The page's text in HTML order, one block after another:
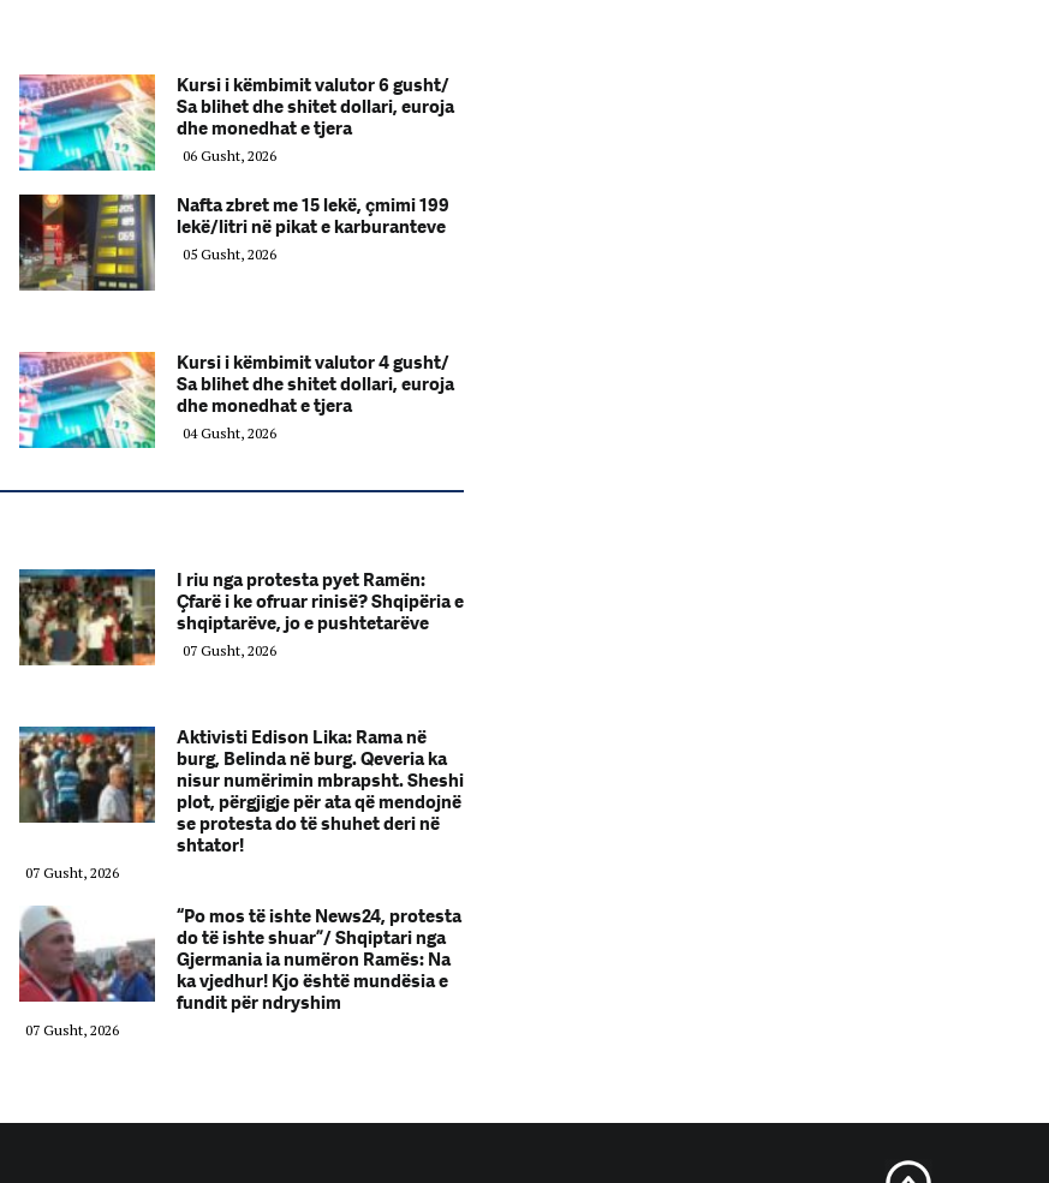
Kursi i këmbimit valutor 6 gusht/
Sa blihet dhe shitet dollari, euroja
dhe monedhat e tjera
06 Gusht, 2026
Nafta zbret me 15 lekë, çmimi 199
lekë/litri në pikat e karburanteve
05 Gusht, 2026
Kursi i këmbimit valutor 4 gusht/
Sa blihet dhe shitet dollari, euroja
dhe monedhat e tjera
04 Gusht, 2026
I riu nga protesta pyet Ramën:
Çfarë i ke ofruar rinisë? Shqipëria e
shqiptarëve, jo e pushtetarëve
07 Gusht, 2026
Aktivisti Edison Lika: Rama në
burg, Belinda në burg. Qeveria ka
nisur numërimin mbrapsht. Sheshi
plot, përgjigje për ata që mendojnë
se protesta do të shuhet deri në
shtator!
07 Gusht, 2026
“Po mos të ishte News24, protesta
do të ishte shuar”/ Shqiptari nga
Gjermania ia numëron Ramës: Na
ka vjedhur! Kjo është mundësia e
fundit për ndryshim
07 Gusht, 2026